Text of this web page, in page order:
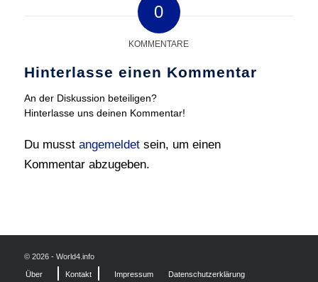
0
KOMMENTARE
Hinterlasse einen Kommentar
An der Diskussion beteiligen?
Hinterlasse uns deinen Kommentar!
Du musst angemeldetsein, um einen
Kommentar abzugeben.
© 2026 - World4.info
Über Kontakt Impressum Datenschutzerklärung